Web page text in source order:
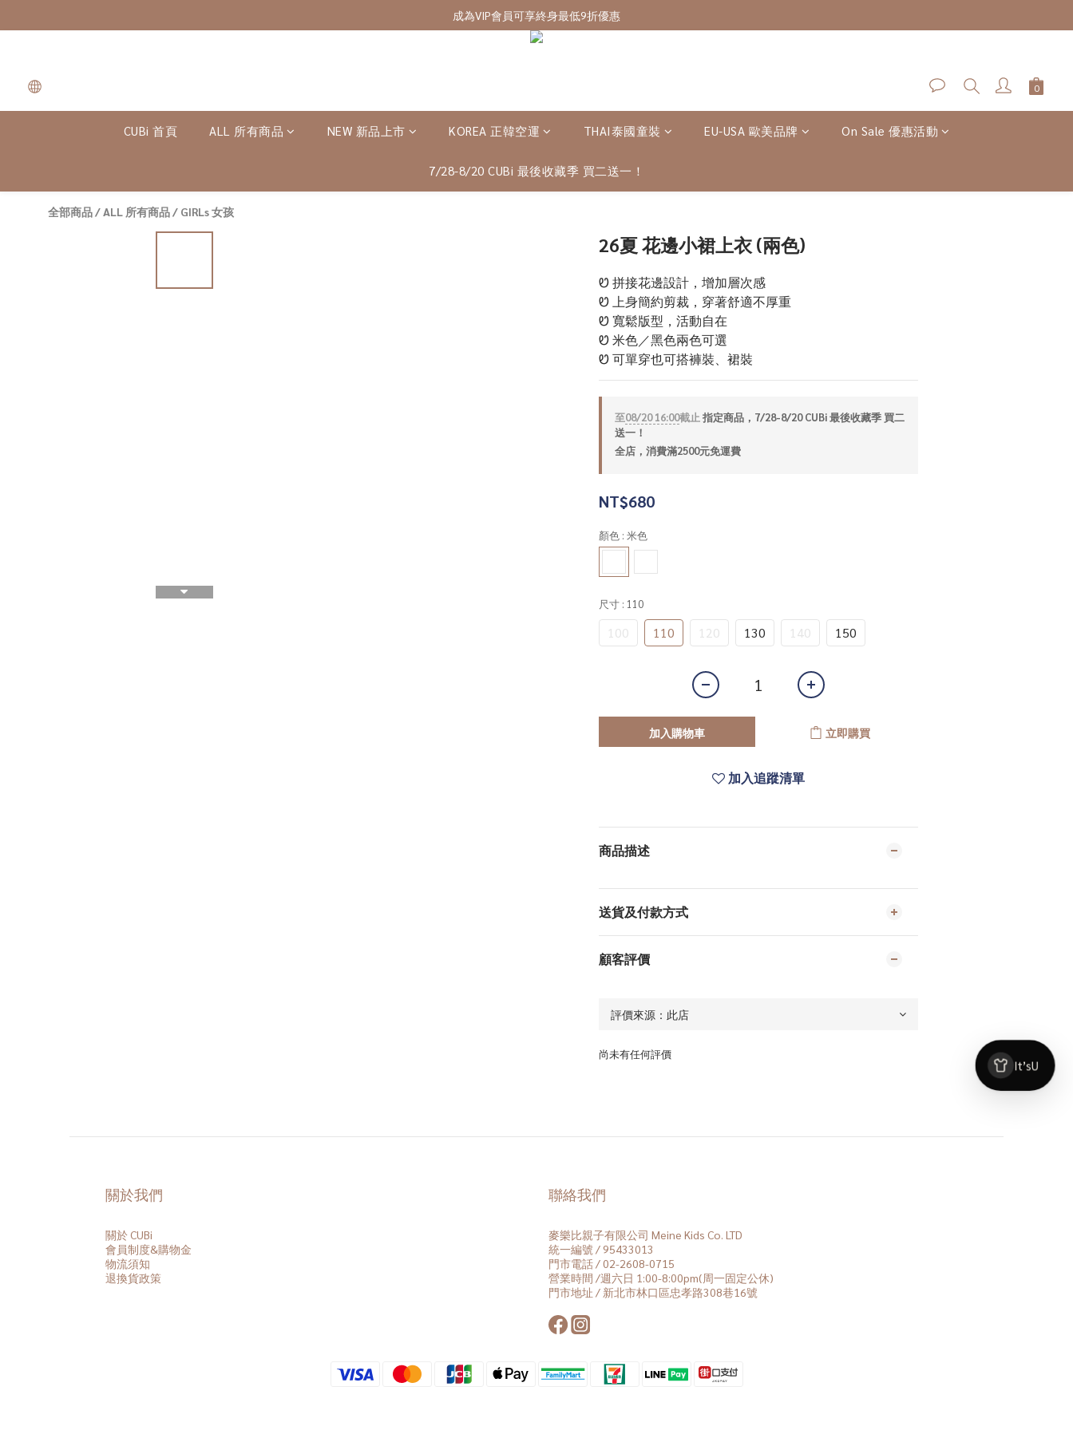
7/28-8/20 CUBi 收藏季全館買二送一
成為VIP會員可享終身最低9折優惠
7/28-8/20 CUBi 收藏季全館買二送一
CUBi 首頁 ALL 所有商品 NEW 新品上市 KOREA 正韓空運 THAI泰國童裝 EU-USA 歐美品牌 On Sale 優惠活動
7/28-8/20 CUBi 最後收藏季 買二送一！
全部商品/ALL 所有商品/ GIRLs 女孩
26夏 花邊小裙上衣 (兩色)
Ꮼ 拼接花邊設計，增加層次感
Ꮼ 上身簡約剪裁，穿著舒適不厚重
Ꮼ 寬鬆版型，活動自在
Ꮼ 米色／黑色兩色可選
Ꮼ 可單穿也可搭褲裝、裙裝
至08/20 16:00截止 指定商品，7/28-8/20 CUBi 最後收藏季 買二
送一！
全店，消費滿2500元免運費
NT$680
顏色 : 米色
尺寸 : 110
100 110 120 130 140 150
加入購物車 立即購買
加入追蹤清單
商品描述
送貨及付款方式
顧客評價
尚未有任何評價
關於我們
關於 CUBi
會員制度&購物金
物流須知
退換貨政策
聯絡我們
麥樂比親子有限公司 Meine Kids Co. LTD
統一編號 / 95433013
門市電話 / 02-2608-0715
營業時間 /週六日 1:00-8:00pm(周一固定公休)
門市地址 / 新北市林口區忠孝路308巷16號